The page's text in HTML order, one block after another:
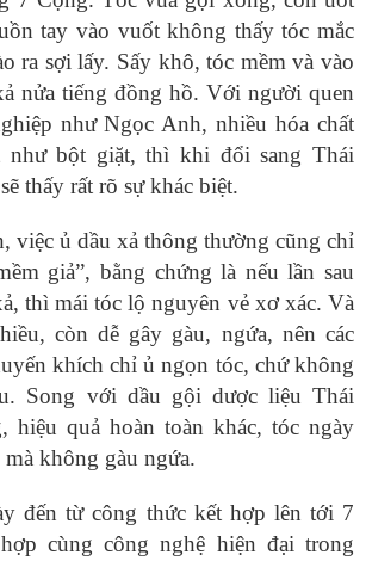
tay vào vuốt không thấy tóc mắc
ra sợi lấy. Sấy khô, tóc mềm và vào
nửa tiếng đồng hồ. Với người quen
như Ngọc Anh, nhiều hóa chất
như bột giặt, thì khi đổi sang Thái
thấy rất rõ sự khác biệt.
việc ủ dầu xả thông thường cũng chỉ
giả”, bằng chứng là nếu lần sau
thì mái tóc lộ nguyên vẻ xơ xác. Và
còn dễ gây gàu, ngứa, nên các
khích chỉ ủ ngọn tóc, chứ không
Song với dầu gội dược liệu Thái
hiệu quả hoàn toàn khác, tóc ngày
không gàu ngứa.
đến từ công thức kết hợp lên tới 7
cùng công nghệ hiện đại trong